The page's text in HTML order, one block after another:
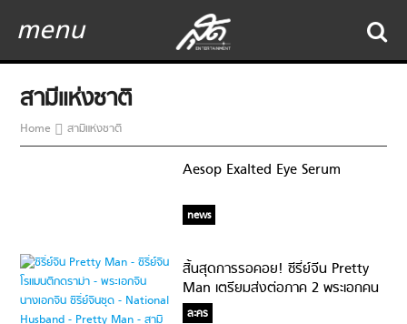
menu
สามีแห่งชาติ
Home สามีแห่งชาติ
Aesop Exalted Eye Serum
news
สิ้นสุดการรอคอย! ซีรี่ย์จีน Pretty
Man เตรียมส่งต่อภาค 2 พระเอกคน
เดิม เพิ่มเติมคือนางเอกใหม่!
ละคร